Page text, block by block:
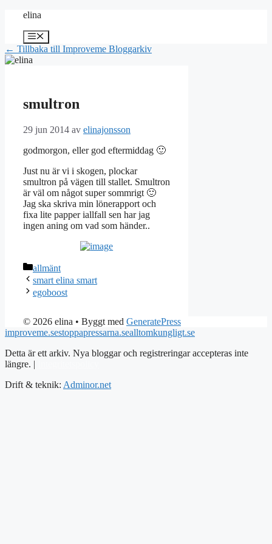
Hoppa
innehåll
elina
Meny
← Tillbaka till Improveme Bloggarkiv
smultron
29 jun 2014 av elinajonsson
godmorgon, eller god eftermiddag 🙂
Just nu är vi i skogen, plockar
smultron på vägen till stallet. Smultron
är väl om något super sommrigt 🙂
Jag ska skriva min lönerapport och
fixa lite papper iallfall sen har jag
ingen aning om vad som händer..
Kategorier
allmänt
smart elina smart
egoboost
© 2026 elina • Byggt med GeneratePress
improveme.sestoppapressarna.sealltomkungligt.se
Detta är ett arkiv. Nya bloggar och registreringar accepteras inte
längre. |
Drift & teknik: Adminor.net